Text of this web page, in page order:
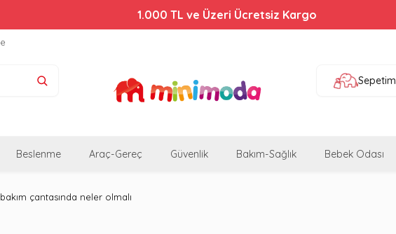
1.000 TL ve Üzeri Ücretsiz Kargo
Sepetim
Beslenme Araç-Gereç Güvenlik Bakım-Sağlık Bebek Odası
çantasında neler olmalı